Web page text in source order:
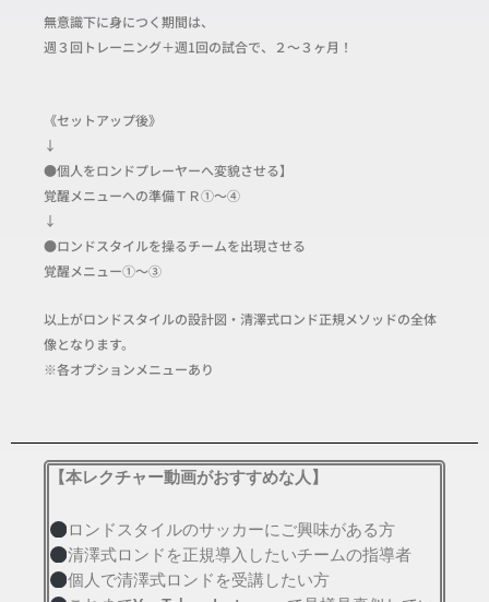
無意識下に身につく期間は、
週３回トレーニング＋週1回の試合で、２〜３ヶ月！
《セットアップ後》
↓
●個人をロンドプレーヤーへ変貌させる】
覚醒メニューへの準備ＴＲ①〜④
↓
●ロンドスタイルを操るチームを出現させる
覚醒メニュー①〜③
以上がロンドスタイルの設計図・清澤式ロンド正規メソッドの全体
像となります。
※各オプションメニューあり
【本レクチャー動画がおすすめな人】
ロンドスタイルのサッカーにご興味がある方
清澤式ロンドを正規導入したいチームの指導者
個人で清澤式ロンドを受講したい方